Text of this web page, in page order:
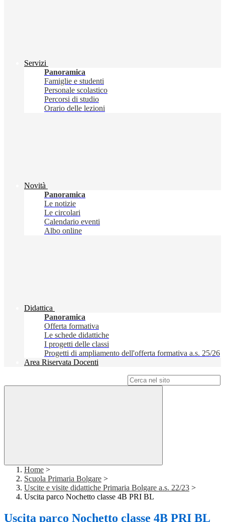
Servizi
Panoramica
Famiglie e studenti
Personale scolastico
Percorsi di studio
Orario delle lezioni
Novità
Panoramica
Le notizie
Le circolari
Calendario eventi
Albo online
Didattica
Panoramica
Offerta formativa
Le schede didattiche
I progetti delle classi
Progetti di ampliamento dell'offerta formativa a.s. 25/26
Area Riservata Docenti
Home >
Scuola Primaria Bolgare >
Uscite e visite didattiche Primaria Bolgare a.s. 22/23 >
Uscita parco Nochetto classe 4B PRI BL
Uscita parco Nochetto classe 4B PRI BL